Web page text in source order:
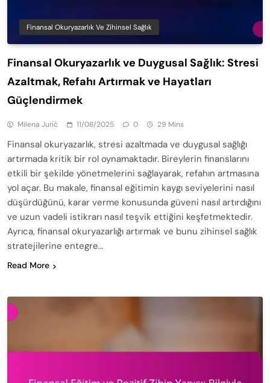
Finansal Okuryazarlık Ve Zihinsel Sağlık
Finansal Okuryazarlık ve Duygusal Sağlık: Stresi
Azaltmak, Refahı Artırmak ve Hayatları
Güçlendirmek
Milena Jurić 11/08/2025 0 29 Mins
Finansal okuryazarlık, stresi azaltmada ve duygusal sağlığı
artırmada kritik bir rol oynamaktadır. Bireylerin finanslarını
etkili bir şekilde yönetmelerini sağlayarak, refahın artmasına
yol açar. Bu makale, finansal eğitimin kaygı seviyelerini nasıl
düşürdüğünü, karar verme konusunda güveni nasıl artırdığını
ve uzun vadeli istikrarı nasıl teşvik ettiğini keşfetmektedir.
Ayrıca, finansal okuryazarlığı artırmak ve bunu zihinsel sağlık
stratejilerine entegre…
Read More